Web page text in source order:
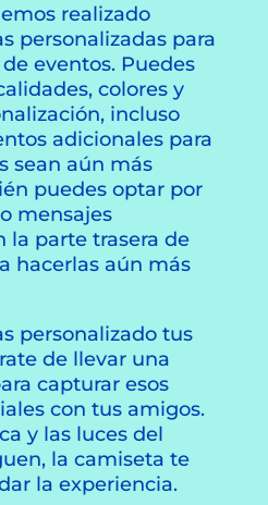
realizado
personalizadas para
eventos. Puedes
colores y
incluso
adicionales para
sean aún más
puedes optar por
mensajes
la parte trasera de
hacerlas aún más
personalizado tus
de llevar una
capturar esos
con tus amigos.
y las luces del
la camiseta te
la experiencia.